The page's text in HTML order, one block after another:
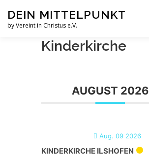
Inhalt
springen
DEIN MITTELPUNKT
by Vereint in Christus e.V.
VERANSTALTUNGEN
Kinderkirche
AUGUST 2026
Aug. 09 2026
KINDERKIRCHE ILSHOFEN